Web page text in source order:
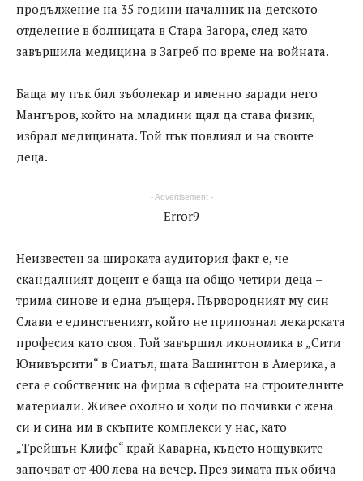
продължение на 35 години началник на детското
отделение в болницата в Стара Загора, след като
завършила медицина в Загреб по време на войната.
Баща му пък бил зъболекар и именно заради него
Мангъров, който на младини щял да става физик,
избрал медицината. Той пък повлиял и на своите
деца.
- Advertisement -
Error9
Неизвестен за широката аудитория факт е, че
скандалният доцент е баща на общо четири деца –
трима синове и една дъщеря. Първородният му син
Слави е единственият, който не припознал лекарската
професия като своя. Той завършил икономика в „Сити
Юнивърсити“ в Сиатъл, щата Вашингтон в Америка, а
сега е собственик на фирма в сферата на строителните
материали. Живее охолно и ходи по почивки с жена
си и сина им в скъпите комплекси у нас, като
„Трейшън Клифс“ край Каварна, където нощувките
започват от 400 лева на вечер. През зимата пък обича